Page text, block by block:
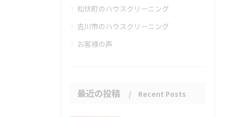
松伏町のハウスクリーニング
吉川市のハウスクリーニング
お客様の声
最近の投稿 Recent Posts